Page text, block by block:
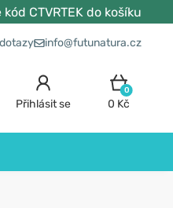
kód CTVRTEKdo košíku
info@futunatura.cz
Přihlásit se
0
0 Kč